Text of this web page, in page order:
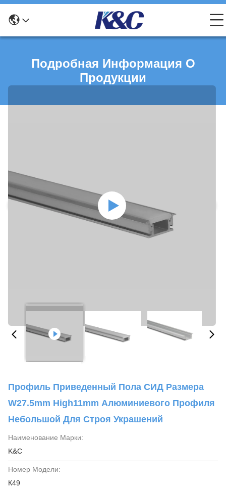
Подробная Информация О
Продукции
Профиль Приведенный Пола СИД Размера
W27.5mm High11mm Алюминиевого Профиля
Небольшой Для Строя Украшений
Наименование Марки:
K&C
Номер Модели:
К49